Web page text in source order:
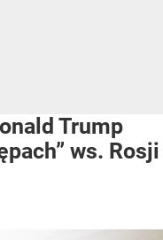
Trump
ws. Rosji